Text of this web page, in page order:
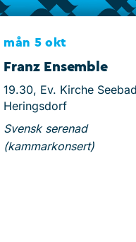
mån 5 okt
Franz Ensemble
19.30, Ev. Kirche Seebad
Heringsdorf
Svensk serenad
(kammarkonsert)